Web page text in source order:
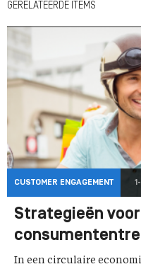
GERELATEERDE ITEMS
CUSTOMER ENGAGEMENT
Strategieën
In een circulaire